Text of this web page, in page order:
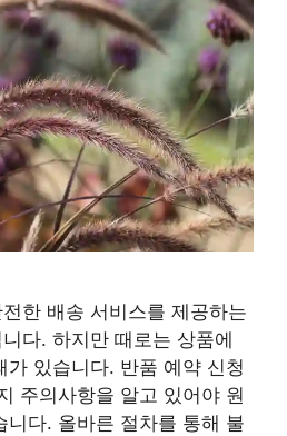
한 배송 서비스를 제공하는
다. 하지만 때로는 상품에
가 있습니다. 반품 예약 신청
주의사항을 알고 있어야 원
니다. 올바른 절차를 통해 불